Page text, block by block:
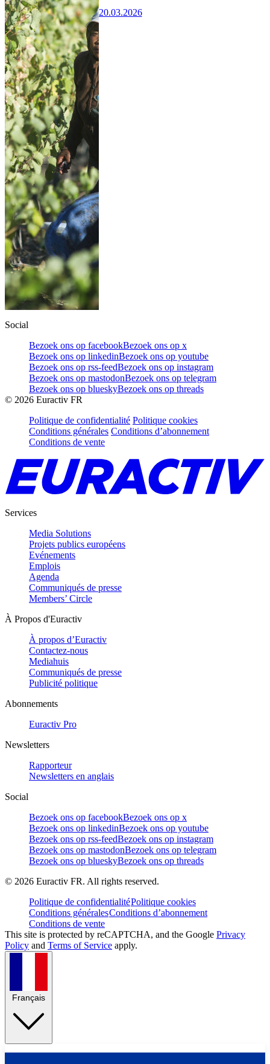
20.03.2026
Social
Bezoek ons op facebookBezoek ons op x
Bezoek ons op linkedinBezoek ons op youtube
Bezoek ons op rss-feedBezoek ons op instagram
Bezoek ons op mastodonBezoek ons op telegram
Bezoek ons op blueskyBezoek ons op threads
© 2026 Euractiv FR
Politique de confidentialité Politique cookies
Conditions générales Conditions d’abonnement
Conditions de vente
Services
Media Solutions
Projets publics européens
Evénements
Emplois
Agenda
Communiqués de presse
Members’ Circle
À Propos d'Euractiv
À propos d’Euractiv
Contactez-nous
Mediahuis
Communiqués de presse
Publicité politique
Abonnements
Euractiv Pro
Newsletters
Rapporteur
Newsletters en anglais
Social
Bezoek ons op facebookBezoek ons op x
Bezoek ons op linkedinBezoek ons op youtube
Bezoek ons op rss-feedBezoek ons op instagram
Bezoek ons op mastodonBezoek ons op telegram
Bezoek ons op blueskyBezoek ons op threads
© 2026 Euractiv FR. All rights reserved.
Politique de confidentialitéPolitique cookies
Conditions généralesConditions d’abonnement
Conditions de vente
This site is protected by reCAPTCHA, and the Google Privacy
Policy and Terms of Service apply.
Français